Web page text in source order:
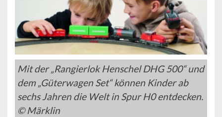
Mit der „Rangierlok Henschel DHG 500“ und
dem „Güterwagen Set“ können Kinder ab
sechs Jahren die Welt in Spur H0 entdecken.
© Märklin